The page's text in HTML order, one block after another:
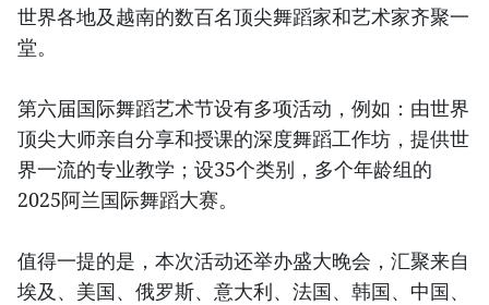
世界各地及越南的数百名顶尖舞蹈家和艺术家齐聚一
堂。
第六届国际舞蹈艺术节设有多项活动，例如：由世界
顶尖大师亲自分享和授课的深度舞蹈工作坊，提供世
界一流的专业教学；设35个类别，多个年龄组的
2025阿兰国际舞蹈大赛。
值得一提的是，本次活动还举办盛大晚会，汇聚来自
埃及、美国、俄罗斯、意大利、法国、韩国、中国、